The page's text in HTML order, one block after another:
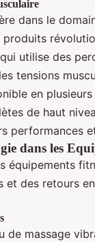
dans le
utilise des
tensions
en
de haut
performances
dans les
équipements
et des retours
de massage